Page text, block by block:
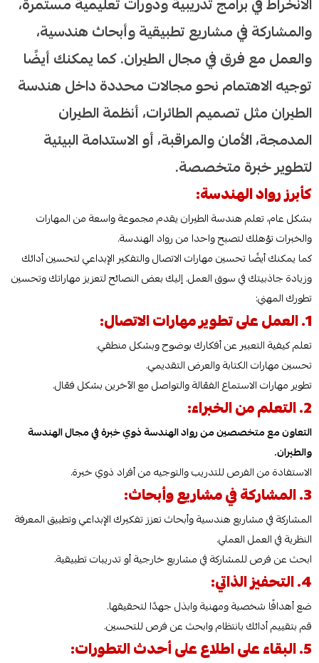
والمشاركة في مشاريع تطبيقية وأبحاث هندسية،
والعمل مع فرق في مجال الطيران. كما يمكنك أيضًا
توجيه الاهتمام نحو مجالات محددة داخل هندسة
الطيران مثل تصميم الطائرات، أنظمة الطيران
المدمجة، الأمان والمراقبة، أو الاستدامة البيئية
لتطوير خبرة متخصصة.
كأبرز رواد الهندسة:
بشكل عام، تعلم هندسة الطيران يقدم مجموعة واسعة من المهارات
والخبرات تؤهلك لتصبح واحدا من رواد الهندسة.
كما يمكنك أيضًا تحسين مهارات الاتصال والتفكير الإبداعي لتحسين أدائك
وزيادة جاذبيتك في سوق العمل. إليك بعض النصائح لتعزيز مهاراتك وتحسين
تطورك المهني:
1. العمل على تطوير مهارات الاتصال:
تعلم كيفية التعبير عن أفكارك بوضوح وبشكل منطقي.
تحسين مهارات الكتابة والعرض التقديمي.
تطوير مهارات الاستماع الفعّالة والتواصل مع الآخرين بشكل فعّال.
2. التعلم من الخبراء:
التعاون مع متخصصين من رواد الهندسة ذوي خبرة في مجال الهندسة
والطيران.
الاستفادة من الفرص للتدريب والتوجيه من أفراد ذوي خبرة.
3. المشاركة في مشاريع وأبحاث:
المشاركة في مشاريع هندسية وأبحاث تعزز تفكيرك الإبداعي وتطبيق المعرفة
النظرية في العمل العملي.
ابحث عن فرص للمشاركة في مشاريع خارجية أو تدريبات تطبيقية.
4. التحفيز الذاتي:
ضع أهدافًا شخصية ومهنية وابذل جهدًا لتحقيقها.
قم بتقييم أدائك بانتظام وابحث عن فرص للتحسين.
5. البقاء على اطلاع على أحدث التطورات: